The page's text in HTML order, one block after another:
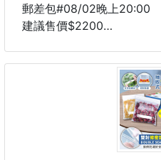
樂天直接把現在最紅的「
✔杜拜風味靈魂：濃郁巧
✔外層巧克力包覆，內層Q
郵差包#08/02晚上20:00
建議售價$2200
🤩黑金就是大氣🙌🏻🙌🏻
夏天就是要有可愛的鏈條
✔️手提✔️鏈條單肩✔️側背
#鏈條單肩也太淑女～😍